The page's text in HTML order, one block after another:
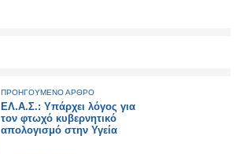
ΠΡΟΗΓΟΥΜΕΝΟ ΑΡΘΡΟ
ΕΛ.Α.Σ.: Υπάρχει λόγος για
τον φτωχό κυβερνητικό
απολογισμό στην Υγεία